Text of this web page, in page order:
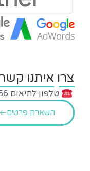
צרו איתנו
טלפון לתיאום 0723944956
השארת פרטים